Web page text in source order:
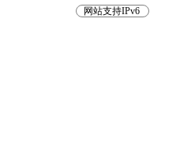
网站支持IPv6